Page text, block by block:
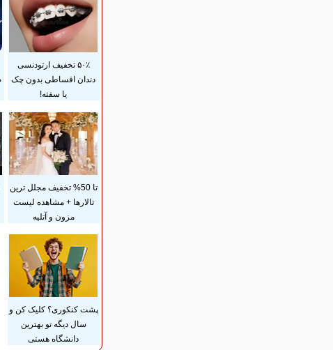
۵۰٪ تخفیف ارتودنسی
دندان اقساطی بدون چک
یا سفته!
تا 50% تخفیف مجلل ترین
تالارها + مشاهده لیست
مزون و آتلیه
پشت کنکوری؟ کلیک کن و
سال دیگه تو بهترین
دانشگاه هستی